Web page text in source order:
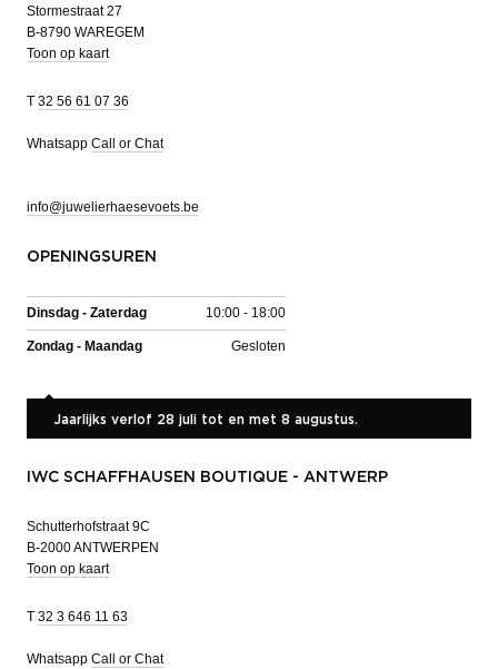
Stormestraat 27
B-8790 WAREGEM
Toon op kaart
T 32 56 61 07 36
Whatsapp Call or Chat
info@juwelierhaesevoets.be
OPENINGSUREN
Dinsdag - Zaterdag 10:00 - 18:00
Zondag - Maandag Gesloten
Jaarlijks verlof 28 juli tot en met 8 augustus.
IWC SCHAFFHAUSEN BOUTIQUE - ANTWERP
Schutterhofstraat 9C
B-2000 ANTWERPEN
Toon op kaart
T 32 3 646 11 63
Whatsapp Call or Chat